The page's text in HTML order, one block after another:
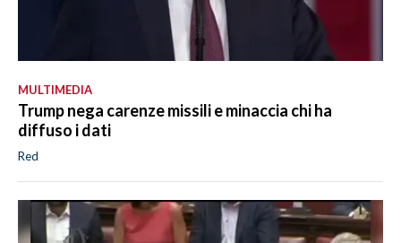
MULTIMEDIA
Trump nega carenze missili e minaccia chi ha
diffuso i dati
Red